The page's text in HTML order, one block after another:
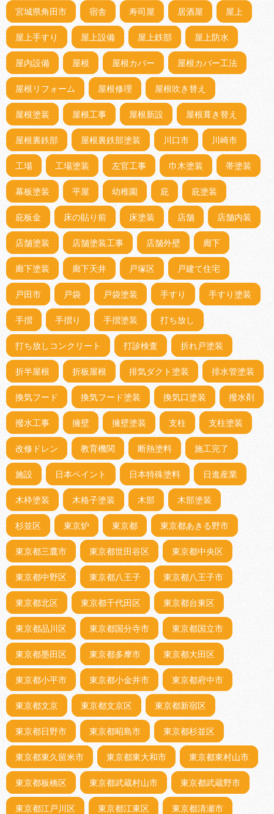
宮城県角田市 宿舎 寿司屋 居酒屋 屋上
屋上手すり 屋上設備 屋上鉄部 屋上防水
屋内設備 屋根 屋根カバー 屋根カバー工法
屋根リフォーム 屋根修理 屋根吹き替え
屋根塗装 屋根工事 屋根新設 屋根葺き替え
屋根裏鉄部 屋根裏鉄部塗装 川口市 川崎市
工場 工場塗装 左官工事 巾木塗装 帯塗装
幕板塗装 平屋 幼稚園 庇 庇塗装
庇板金 床の貼り前 床塗装 店舗 店舗内装
店舗塗装 店舗塗装工事 店舗外壁 廊下
廊下塗装 廊下天井 戸塚区 戸建て住宅
戸田市 戸袋 戸袋塗装 手すり 手すり塗装
手摺 手摺り 手摺塗装 打ち放し
打ち放しコンクリート 打診検査 折れ戸塗装
折半屋根 折板屋根 排気ダクト塗装 排水管塗装
換気フード 換気フード塗装 換気口塗装 撥水剤
撥水工事 擁壁 擁壁塗装 支柱 支柱塗装
改修ドレン 教育機関 断熱塗料 施工完了
施設 日本ペイント 日本特殊塗料 日進産業
木枠塗装 木格子塗装 木部 木部塗装
杉並区 東京炉 東京都 東京都あきる野市
東京都三鷹市 東京都世田谷区 東京都中央区
東京都中野区 東京都八王子 東京都八王子市
東京都北区 東京都千代田区 東京都台東区
東京都品川区 東京都国分寺市 東京都国立市
東京都墨田区 東京都多摩市 東京都大田区
東京都小平市 東京都小金井市 東京都府中市
東京都文京 東京都文京区 東京都新宿区
東京都日野市 東京都昭島市 東京都杉並区
東京都東久留米市 東京都東大和市 東京都東村山市
東京都板橋区 東京都武蔵村山市 東京都武蔵野市
東京都江戸川区 東京都江東区 東京都清瀬市